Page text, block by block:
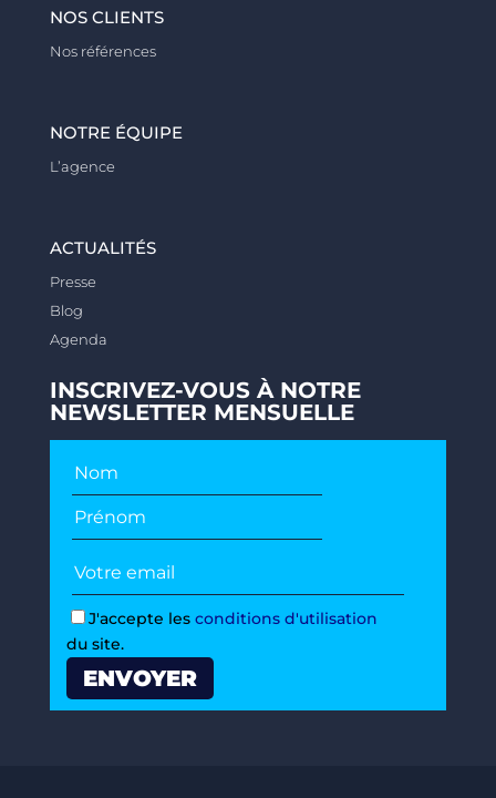
NOS CLIENTS
Nos références
NOTRE ÉQUIPE
L’agence
ACTUALITÉS
Presse
Blog
Agenda
INSCRIVEZ-VOUS À NOTRE
NEWSLETTER MENSUELLE
J'accepte les conditions d'utilisation
du site.